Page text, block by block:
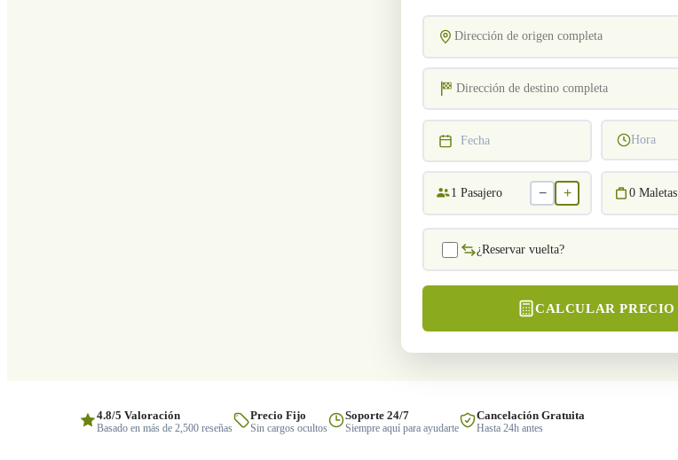
Fecha Hora
1 Pasajero − + 0 Maletas
¿Reservar vuelta?
CALCULAR PRECIO
4.8/5 Valoración
Basado en más de 2,500 reseñas
Precio Fijo
Sin cargos ocultos
Soporte 24/7
Siempre aquí para ayudarte
Cancelación Gratuita
Hasta 24h antes